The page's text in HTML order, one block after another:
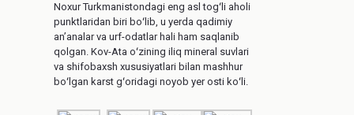
Noxur Turkmanistondagi eng asl togʻli aholi
punktlaridan biri boʻlib, u yerda qadimiy
anʼanalar va urf-odatlar hali ham saqlanib
qolgan. Kov-Ata oʻzining iliq mineral suvlari
va shifobaxsh xususiyatlari bilan mashhur
boʻlgan karst gʻoridagi noyob yer osti koʻli.